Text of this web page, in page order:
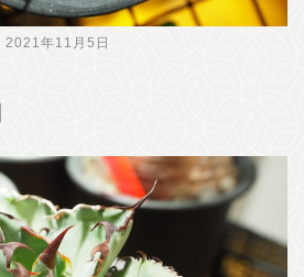
2021年11月5日